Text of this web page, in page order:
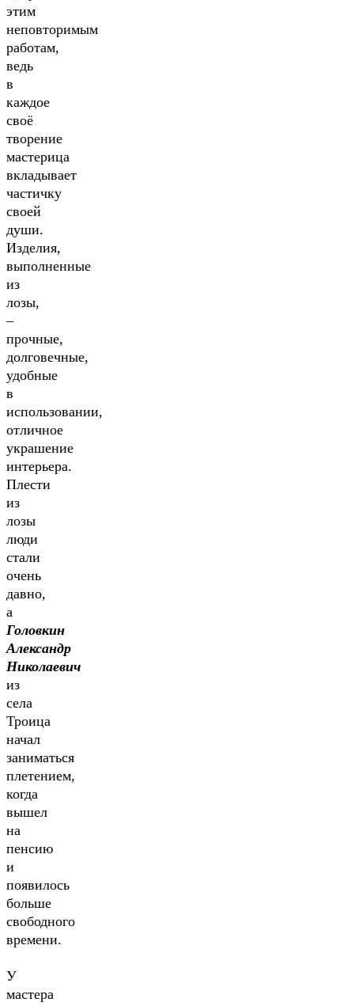
этим
неповторимым
работам,
ведь
в
каждое
своё
творение
мастерица
вкладывает
частичку
своей
души.
Изделия,
выполненные
из
лозы,
–
прочные,
долговечные,
удобные
в
использовании,
отличное
украшение
интерьера.
Плести
из
лозы
люди
стали
очень
давно,
а
Головкин
Александр
Николаевич
из
села
Троица
начал
заниматься
плетением,
когда
вышел
на
пенсию
и
появилось
больше
свободного
времени.
У
мастера